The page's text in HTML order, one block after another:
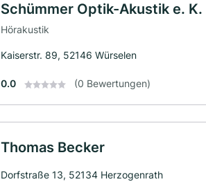
Schümmer Optik-Akustik e. K.
Hörakustik
Kaiserstr. 89, 52146 Würselen
0.0 (0 Bewertungen)
Thomas Becker
Dorfstraße 13, 52134 Herzogenrath